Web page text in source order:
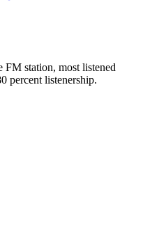
FM station, most listened
percent listenership.